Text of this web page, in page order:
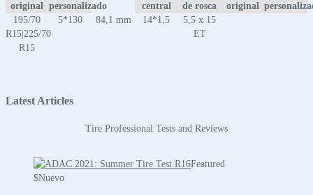
original personalizado
central
de rosca
original
195/70
R15|225/70
R15
5*130 84,1 mm 14*1,5
5,5 x 15
ET
Latest Articles
Tire Professional Tests and Reviews
Featured
$Nuevo